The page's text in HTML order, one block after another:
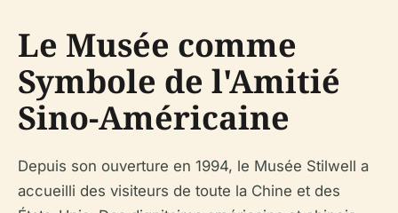
Le Musée comme
Symbole de l'Amitié
Sino-Américaine
Depuis son ouverture en 1994, le Musée Stilwell a
accueilli des visiteurs de toute la Chine et des